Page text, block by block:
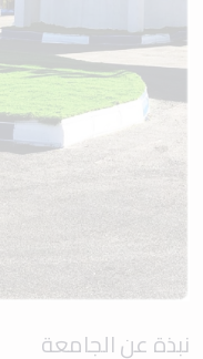
نبذة عن الجامعة